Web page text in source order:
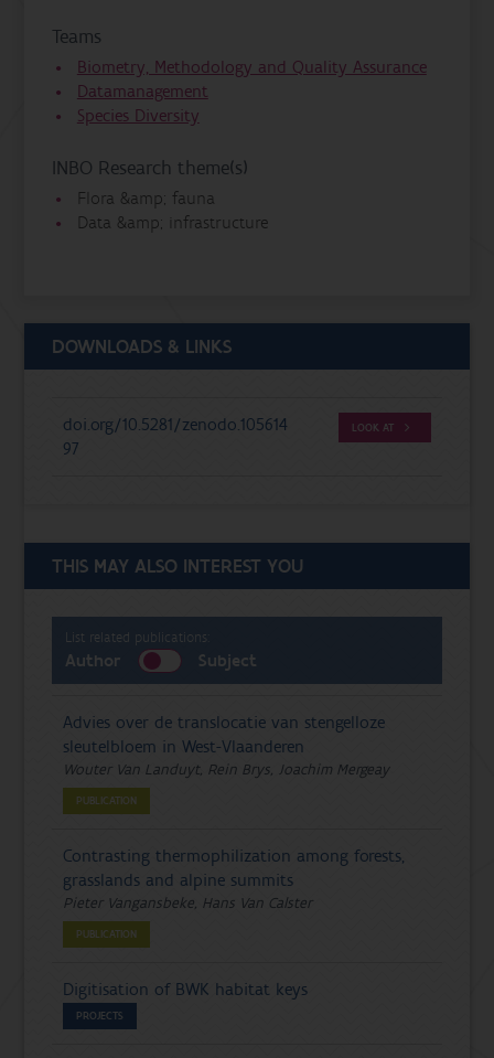
Teams
Biometry, Methodology and Quality Assurance
Datamanagement
Species Diversity
INBO Research theme(s)
Flora &amp; fauna
Data &amp; infrastructure
DOWNLOADS & LINKS
doi.org/10.5281/zenodo.105614
97
LOOK AT
THIS MAY ALSO INTEREST YOU
List related publications:
Author Subject
Advies over de translocatie van stengelloze
sleutelbloem in West-Vlaanderen
Wouter Van Landuyt, Rein Brys, Joachim Mergeay
PUBLICATION
Contrasting thermophilization among forests,
grasslands and alpine summits
Pieter Vangansbeke, Hans Van Calster
PUBLICATION
Digitisation of BWK habitat keys
PROJECTS